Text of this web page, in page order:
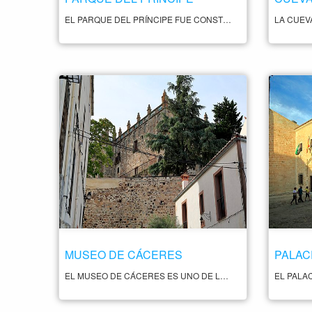
EL PARQUE DEL PRÍNCIPE FUE CONSTRUIDO EN EL SIGLO XIX Y ES UNO DE LOS PARQUES MÁS IMPORTANTES Y POPULARES DE LA CIUDAD. EL PARQUE CUENTA CON UNA SUPERFICIE DE MÁS DE 14 HECTÁREAS Y ES UN LUGAR IDEAL PARA PASEAR, HACER DEPORTE O SIMPLEMENTE RELAJARSE. EN SU INTERIOR SE PUEDEN ENCONTRAR NUMEROSAS ESPECIES VEGETALES, ALGUNAS DE ELLAS EXÓTICAS, ASÍ COMO FUENTES, ESTANQUES Y CAMINOS ARBOLADOS. EN EL PARQUE DEL PRÍNCIPE TAMBIÉN SE ENCUENTRA EL MUSEO DE LA CIUDAD, QUE ALBERGA IMPORTANTES COLECCIONES ARQUEOLÓGICAS, ETNOGRÁFICAS Y ARTÍSTICAS RELACIONADAS CON LA HISTORIA DE LA CIUDAD DE CÁCERES Y SU ENTORNO. EL PARQUE DEL PRÍNCIPE ES UN LUGAR MUY POPULAR ENTRE LOS HABITANTES DE CÁCERES, ESPECIALMENTE EN LOS DÍAS DE SOL Y BUEN TIEMPO, Y ES UN ESPACIO VERDE DE GRAN VALOR ECOLÓGICO Y CULTURAL EN EL CORAZÓN DE LA CIUDAD.
MUSEO DE CÁCERES
EL MUSEO DE CÁCERES ES UNO DE LOS MUSEOS MÁS IMPORTANTES DE EXTREMADURA, SITUADO EN EL CENTRO HISTÓRICO DE LA CIUDAD, EN LA PLAZA DE LAS VELETAS. ESTE MUSEO ESTÁ DEDICADO A LA ARQUEOLOGÍA Y A LA HISTORIA DE LA CIUDAD Y CUENTA CON UNA IMPORTANTE COLECCIÓN DE PIEZAS ARQUEOLÓGICAS Y OBRAS DE ARTE DE DIFERENTES ÉPOCAS.